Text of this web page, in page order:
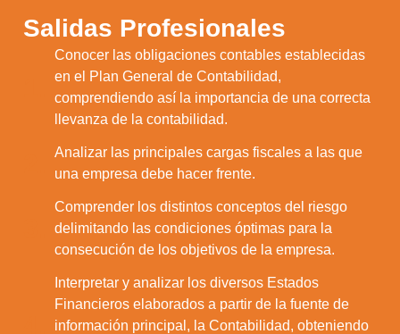
Salidas Profesionales
Conocer las obligaciones contables establecidas
en el Plan General de Contabilidad,
comprendiendo así la importancia de una correcta
llevanza de la contabilidad.
Analizar las principales cargas fiscales a las que
una empresa debe hacer frente.
Comprender los distintos conceptos del riesgo
delimitando las condiciones óptimas para la
consecución de los objetivos de la empresa.
Interpretar y analizar los diversos Estados
Financieros elaborados a partir de la fuente de
información principal, la Contabilidad, obteniendo